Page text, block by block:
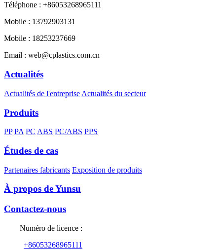
Téléphone : +86053268965111
Mobile : 13792903131
Mobile : 18253237669
Email : web@cplastics.com.cn
Actualités
Actualités de l'entreprise Actualités du secteur
Produits
PP PA PC ABS PC/ABS PPS
Études de cas
Partenaires fabricants Exposition de produits
À propos de Yunsu
Contactez-nous
Numéro de licence :
+86053268965111